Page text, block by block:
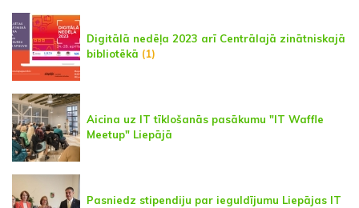
Digitālā nedēļa 2023 arī Centrālajā zinātniskajā
bibliotēkā (1)
Aicina uz IT tīklošanās pasākumu "IT Waffle
Meetup" Liepājā
Pasniedz stipendiju par ieguldījumu Liepājas IT